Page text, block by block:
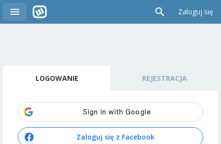
Zaloguj się
LOGOWANIE REJESTRACJA
Zaloguj się z Facebook